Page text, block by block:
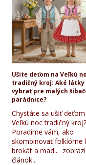
Ušite deťom na Veľkú
tradičný kroj: Aké látky
vybrať pre malých
parádnice?
Chystáte sa ušiť deťom
Veľkú noc tradičný kroj?
Poradíme vám, ako
skombinovať folklórne
brokát a mad...
článok...